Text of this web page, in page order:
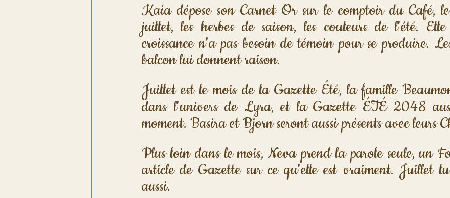
Kaia dépose son Carnet Or sur le comptoir du Café,
juillet, les herbes de saison, les couleurs de l'été.
croissance n'a pas besoin de témoin pour se produire.
balcon lui donnent raison.
Juillet est le mois de la Gazette Été, la famille
dans l'univers de Lyra, et la Gazette ÉTÉ 2048
moment. Basira et Bjorn seront aussi présents avec leurs
Plus loin dans le mois, Neva prend la parole seule, un
article de Gazette sur ce qu'elle est vraiment. Juillet
aussi.